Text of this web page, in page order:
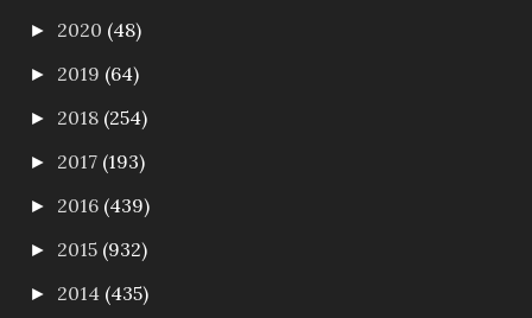
► 2020 (48)
► 2019 (64)
► 2018 (254)
► 2017 (193)
► 2016 (439)
► 2015 (932)
► 2014 (435)